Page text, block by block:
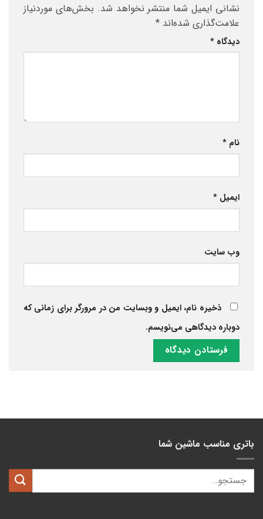
نشانی ایمیل شما منتشر نخواهد شد. بخش‌های موردنیاز
علامت‌گذاری شده‌اند *
دیدگاه *
نام *
ایمیل *
وب‌ سایت
ذخیره نام، ایمیل و وبسایت من در مرورگر برای زمانی که
دوباره دیدگاهی می‌نویسم.
باتری مناسب ماشین شما